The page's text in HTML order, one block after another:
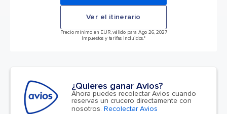
Ver el itinerario
Precio mínimo en EUR, válido para Ago 26, 2027
Impuestos y tarifas incluidos.*
¿Quieres ganar Avios?
Ahora puedes recolectar Avios cuando
reservas un crucero directamente con
nosotros. Recolectar Avios